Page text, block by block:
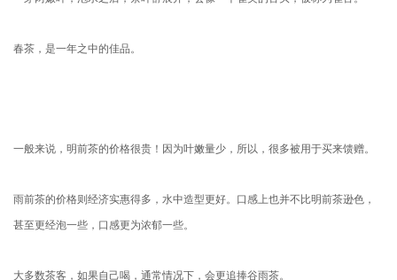
春茶，是一年之中的佳品。
一般来说，明前茶的价格很贵！因为叶嫩量少，所以，很多被用于买来馈赠。
雨前茶的价格则经济实惠得多，水中造型更好。口感上也并不比明前茶逊色，
甚至更经泡一些，口感更为浓郁一些。
大多数茶客，如果自己喝，通常情况下，会更追捧谷雨茶。